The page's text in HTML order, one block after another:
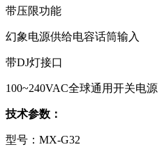
带压限功能
幻象电源供给电容话筒输入
带DJ灯接口
100~240VAC全球通用开关电源
技术参数：
型号：MX-G32